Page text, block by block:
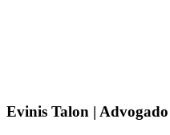
Evinis Talon |